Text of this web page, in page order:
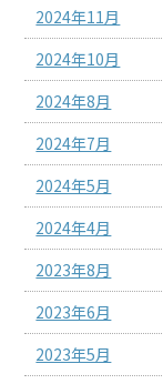
2024年11月
2024年10月
2024年8月
2024年7月
2024年5月
2024年4月
2023年8月
2023年6月
2023年5月